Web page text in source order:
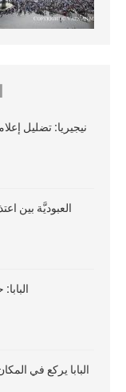
نيجيريا: تضليل
العبوديَّة بين
البابا يركع في